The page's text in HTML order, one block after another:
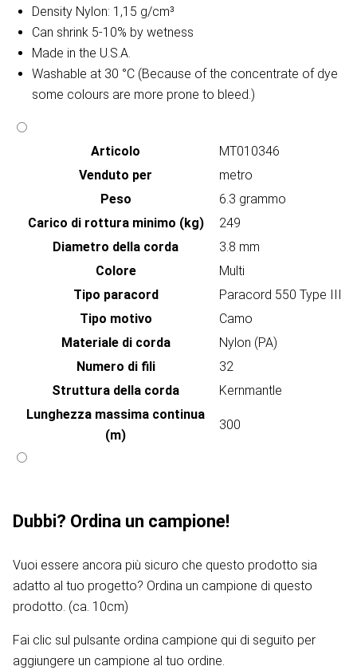
Density Nylon: 1,15 g/cm³
Can shrink 5-10% by wetness
Made in the U.S.A.
Washable at 30 °C (Because of the concentrate of dye
some colours are more prone to bleed.)
Articolo
MT010346
Venduto per
metro
Peso
6.3 grammo
Carico di rottura minimo (kg)
249
Diametro della corda
3.8 mm
Colore
Multi
Tipo paracord
Paracord 550 Type III
Tipo motivo
Camo
Materiale di corda
Nylon (PA)
Numero di fili
32
Struttura della corda
Kernmantle
Lunghezza massima continua
(m)
300
Dubbi? Ordina un campione!
Vuoi essere ancora più sicuro che questo prodotto sia
adatto al tuo progetto? Ordina un campione di questo
prodotto. (ca. 10cm)
Fai clic sul pulsante ordina campione qui di seguito per
aggiungere un campione al tuo ordine.